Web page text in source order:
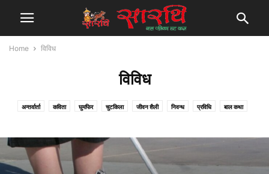
Home विविध
विविध
अन्तर्वार्ता कविता घुमफिर चुटकिला जीवन शैली निवन्ध प्रविधि बाल कथा